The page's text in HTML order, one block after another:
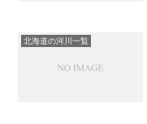
北海道の河川一覧